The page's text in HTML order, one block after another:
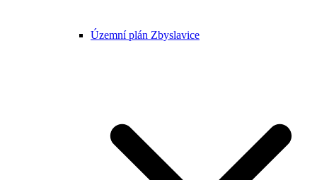
Územní plán Zbyslavice